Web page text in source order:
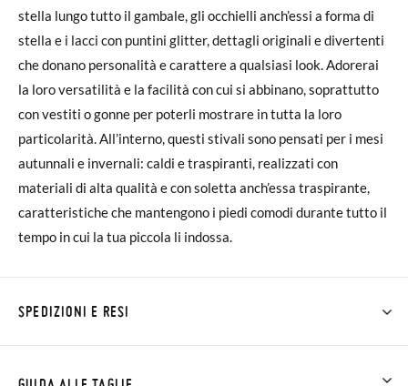
stella lungo tutto il gambale, gli occhielli anch’essi a forma di
stella e i lacci con puntini glitter, dettagli originali e divertenti
che donano personalità e carattere a qualsiasi look. Adorerai
la loro versatilità e la facilità con cui si abbinano, soprattutto
con vestiti o gonne per poterli mostrare in tutta la loro
particolarità. All’interno, questi stivali sono pensati per i mesi
autunnali e invernali: caldi e traspiranti, realizzati con
materiali di alta qualità e con soletta anch’essa traspirante,
caratteristiche che mantengono i piedi comodi durante tutto il
tempo in cui la tua piccola li indossa.
SPEDIZIONI E RESI
ordini inferiori a 30 €, la spedizione standard costa 3,95 € e